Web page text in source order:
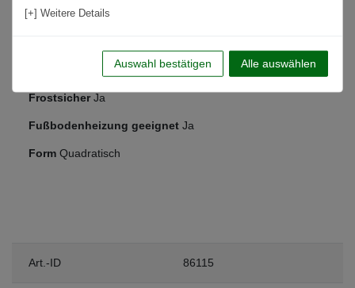
Boden & Wand
Frostsicher Ja
Fußbodenheizung geeignet Ja
Form Quadratisch
Art.-ID 86115
[+] Weitere Details
Auswahl bestätigen Alle auswählen